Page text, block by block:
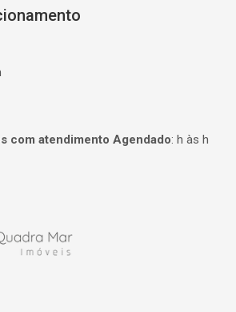
com atendimento Agendado: h às h